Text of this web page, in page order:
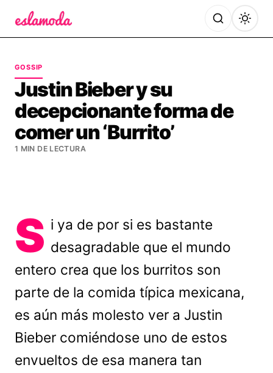
GOSSIP
Justin Bieber y su
decepcionante forma de
comer un ‘Burrito’
1 MIN DE LECTURA
S i ya de por si es bastante
desagradable que el mundo
entero crea que los burritos son
parte de la comida típica mexicana,
es aún más molesto ver a Justin
Bieber comiéndose uno de estos
envueltos de esa manera tan